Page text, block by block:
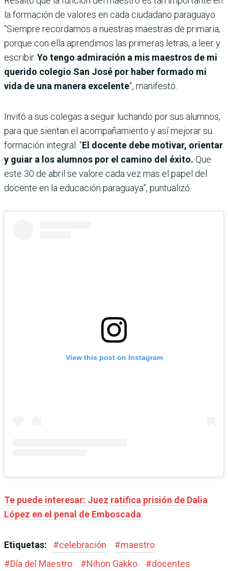
la formación de valores en cada ciudadano paraguayo.
“Siempre recordamos a nuestras maestras de primaria,
porque con ella aprendimos las primeras letras, a leer y
escribir. Yo tengo admiración a mis maestros de mi
querido colegio San José por haber formado mi
vida de una manera excelente”, manifestó.
Invitó a sus colegas a seguir luchando por sus alumnos,
para que sientan el acompañamiento y así mejorar su
formación integral. “El docente debe motivar, orientar
y guiar a los alumnos por el camino del éxito. Que
este 30 de abril se valore cada vez mas el papel del
docente en la educación paraguaya”, puntualizó.
View this post on Instagram
Te puede interesar: Juez ratifica prisión de Dalia
López en el penal de Emboscada
Etiquetas: #celebración #maestro
#Día del Maestro #Nihon Gakko #docentes